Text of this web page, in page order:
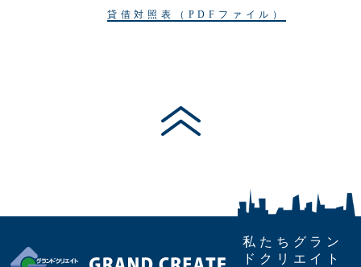
貸借対照表（PDFファイル）
私たちグラン
ドクリエイト